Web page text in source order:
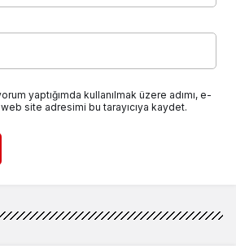
yaptığımda kullanılmak üzere adımı, e-
site adresimi bu tarayıcıya kaydet.